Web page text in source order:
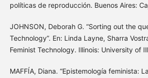
políticas de reproducción. Buenos Aires:
JOHNSON, Deborah G. “Sorting out the
Technology”. En: Linda Layne, Sharra
Feminist Technology. Illinois: University of
MAFFÍA, Diana. “Epistemología feminista: